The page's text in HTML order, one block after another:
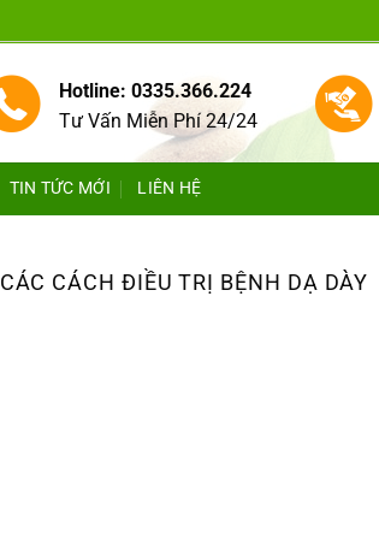
Hotline: 0335.366.224
Tư Vấn Miễn Phí 24/24
TIN TỨC MỚI LIÊN HỆ
CÁC CÁCH ĐIỀU TRỊ BỆNH DẠ DÀY